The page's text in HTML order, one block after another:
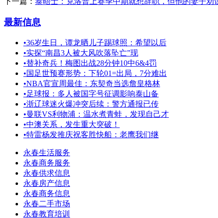
最新信息
•36岁生日，谭龙晒儿子踢球照：希望以后
•实探“南昌3人被大风吹落坠亡”现
•替补奇兵！梅图出战28分钟10中6&4罚
•国足世预赛形势：下轮01=出局，7分难出
•NBA官宣周最佳：东契奇当选詹皇格林
•足球报：多人被国字号征调影响泰山备
•浙辽球迷火爆冲突后续：警方通报已传
•曼联VS利物浦：温水煮青蛙，发现自己才
•中澳关系，发生重大突破！
•特雷杨发推庆祝客胜快船：老鹰我们继
永春生活服务
永春商务服务
永春供求信息
永春房产信息
永春商务信息
永春二手市场
永春教育培训